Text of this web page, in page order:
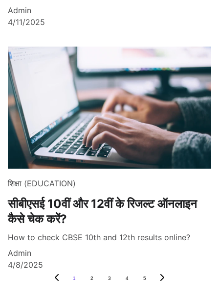
Admin
4/11/2025
शिक्षा (EDUCATION)
सीबीएसई 10वीं और 12वीं के रिजल्ट ऑनलाइन
कैसे चेक करें?
How to check CBSE 10th and 12th results online?
Admin
4/8/2025
1 2 3 4 5